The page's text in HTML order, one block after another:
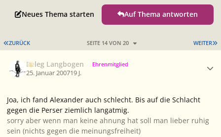
Neues Thema starten Auf Thema antworten
ERSTE SEITE
ZURÜCK WEITER
SEITE 14 VON 20
Beleg Langbogen Ehrenmitglied
25. Januar 200719 J.
Joa, ich fand Alexander auch schlecht. Bis auf die Schlacht
gegen die Perser ziemlich langatmig.
sorry aber wenn man keine ahnung hat soll man lieber ruhig
sein (nichts gegen die meinungsfreiheit)